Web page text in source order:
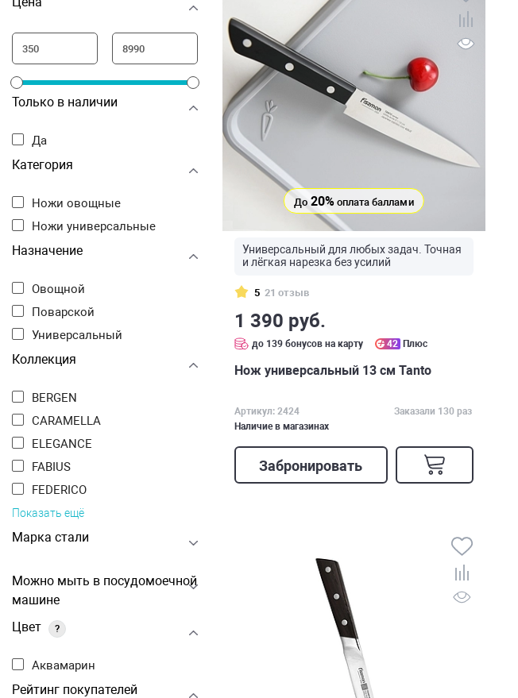
Только в наличии
Да
Категория
Ножи овощные
Ножи универсальные
Назначение
Овощной
Поварской
Универсальный
Коллекция
BERGEN
CARAMELLA
ELEGANCE
FABIUS
FEDERICO
Показать ещё
Марка стали
Можно мыть в посудомоечной
машине
Цвет
?
Аквамарин
Рейтинг покупателей
До 20% оплата баллами
Универсальный для любых задач. Точная
и лёгкая нарезка без усилий
5 21 отзыв
1 390 руб.
до 139 бонусов на карту 42 Плюс
Нож универсальный 13 см Tanto
Артикул: 2424
Заказали 130 раз
Наличие в магазинах
Забронировать